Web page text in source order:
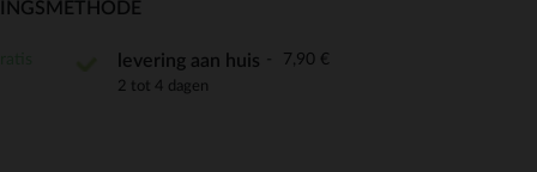
levering aan huis 7,90 €
2 tot 4 dagen